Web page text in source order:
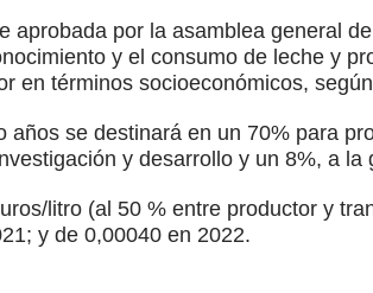
aprobada por la asamblea general
y el consumo de leche y
en términos socioeconómicos,
años se destinará en un 70% para
y desarrollo y un 8%, a la
litro (al 50 % entre productor y
y de 0,00040 en 2022.